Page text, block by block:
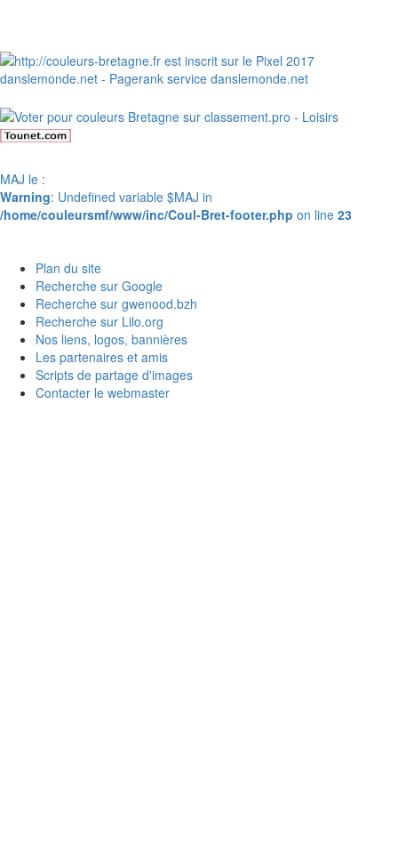
MAJ le :
Warning: Undefined variable $MAJ in
/home/couleursmf/www/inc/Coul-Bret-footer.php on line 23
Plan du site
Recherche sur Google
Recherche sur gwenood.bzh
Recherche sur Lilo.org
Nos liens, logos, bannières
Les partenaires et amis
Scripts de partage d'images
Contacter le webmaster